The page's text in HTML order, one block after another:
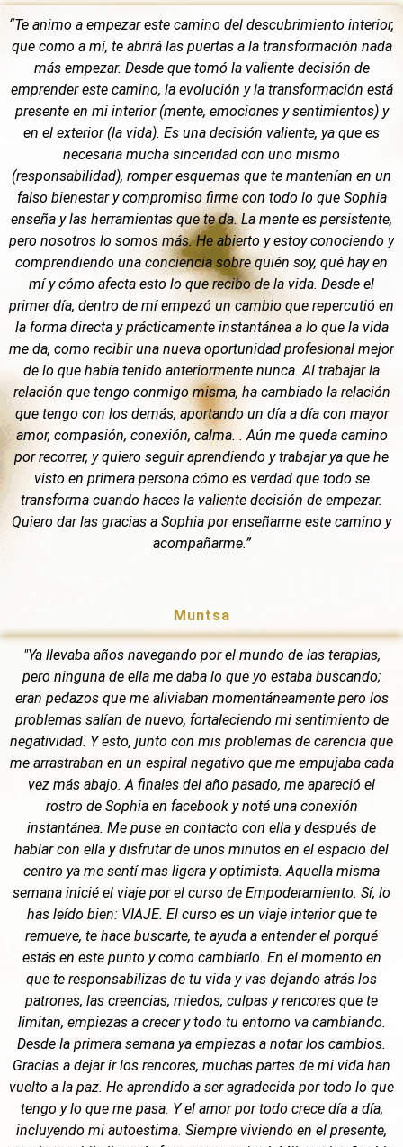
“Te animo a empezar este camino del descubrimiento interior,
que como a mí, te abrirá las puertas a la transformación nada
más empezar. Desde que tomó la valiente decisión de
emprender este camino, la evolución y la transformación está
presente en mi interior (mente, emociones y sentimientos) y
en el exterior (la vida). Es una decisión valiente, ya que es
necesaria mucha sinceridad con uno mismo
(responsabilidad), romper esquemas que te mantenían en un
falso bienestar y compromiso firme con todo lo que Sophia
enseña y las herramientas que te da. La mente es persistente,
pero nosotros lo somos más. He abierto y estoy conociendo y
comprendiendo una conciencia sobre quién soy, qué hay en
mí y cómo afecta esto lo que recibo de la vida. Desde el
primer día, dentro de mí empezó un cambio que repercutió en
la forma directa y prácticamente instantánea a lo que la vida
me da, como recibir una nueva oportunidad profesional mejor
de lo que había tenido anteriormente nunca. Al trabajar la
relación que tengo conmigo misma, ha cambiado la relación
que tengo con los demás, aportando un día a día con mayor
amor, compasión, conexión, calma. . Aún me queda camino
por recorrer, y quiero seguir aprendiendo y trabajar ya que he
visto en primera persona cómo es verdad que todo se
transforma cuando haces la valiente decisión de empezar.
Quiero dar las gracias a Sophia por enseñarme este camino y
acompañarme.”
Muntsa
"Ya llevaba años navegando por el mundo de las terapias,
pero ninguna de ella me daba lo que yo estaba buscando;
eran pedazos que me aliviaban momentáneamente pero los
problemas salían de nuevo, fortaleciendo mi sentimiento de
negatividad. Y esto, junto con mis problemas de carencia que
me arrastraban en un espiral negativo que me empujaba cada
vez más abajo. A finales del año pasado, me apareció el
rostro de Sophia en facebook y noté una conexión
instantánea. Me puse en contacto con ella y después de
hablar con ella y disfrutar de unos minutos en el espacio del
centro ya me sentí mas ligera y optimista. Aquella misma
semana inicié el viaje por el curso de Empoderamiento. Sí, lo
has leído bien: VIAJE. El curso es un viaje interior que te
remueve, te hace buscarte, te ayuda a entender el porqué
estás en este punto y como cambiarlo. En el momento en
que te responsabilizas de tu vida y vas dejando atrás los
patrones, las creencias, miedos, culpas y rencores que te
limitan, empiezas a crecer y todo tu entorno va cambiando.
Desde la primera semana ya empiezas a notar los cambios.
Gracias a dejar ir los rencores, muchas partes de mi vida han
vuelto a la paz. He aprendido a ser agradecida por todo lo que
tengo y lo que me pasa. Y el amor por todo crece día a día,
incluyendo mi autoestima. Siempre viviendo en el presente,